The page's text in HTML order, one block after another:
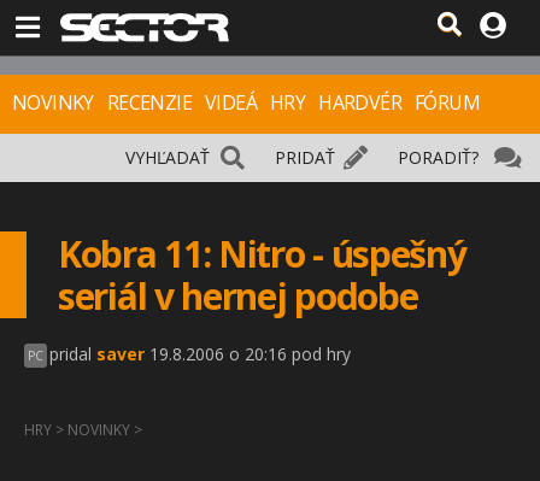
NOVINKY RECENZIE VIDEÁ HRY HARDVÉR FÓRUM
PORADIŤ?
PRIDAŤ
VYHĽADAŤ
Kobra 11: Nitro - úspešný
seriál v hernej podobe
PC pridal saver 19.8.2006 o 20:16 pod hry
HRY > NOVINKY >